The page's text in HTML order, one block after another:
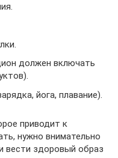
должен включать
йога, плавание).
приводит к
нужно внимательно
вести здоровый образ